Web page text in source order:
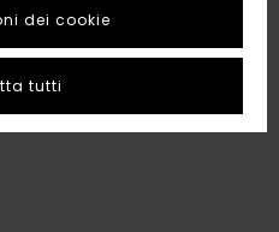
dei cookie
tutti